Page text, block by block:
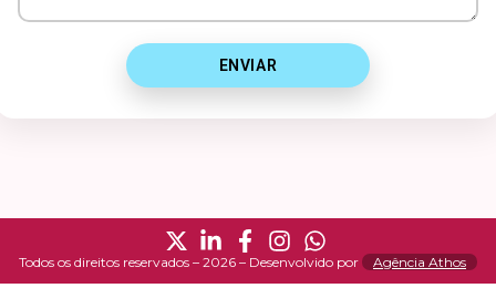
ENVIAR
Todos os direitos reservados – 2026 – Desenvolvido por Agência Athos